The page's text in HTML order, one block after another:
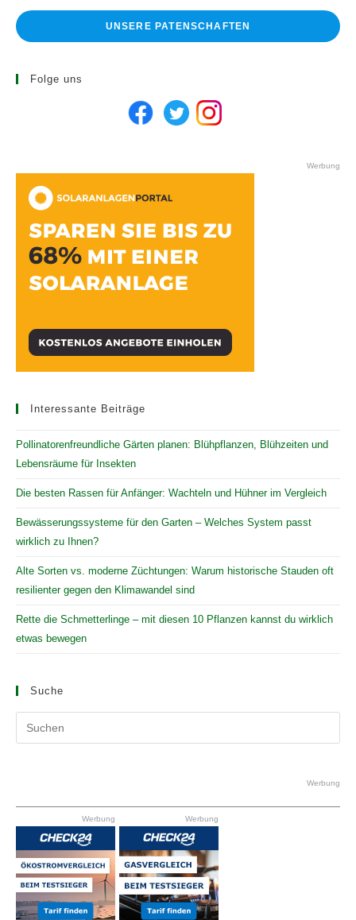
UNSERE PATENSCHAFTEN
Folge uns
Werbung
Interessante Beiträge
Pollinatorenfreundliche Gärten planen: Blühpflanzen, Blühzeiten und
Lebensräume für Insekten
Die besten Rassen für Anfänger: Wachteln und Hühner im Vergleich
Bewässerungssysteme für den Garten – Welches System passt
wirklich zu Ihnen?
Alte Sorten vs. moderne Züchtungen: Warum historische Stauden oft
resilienter gegen den Klimawandel sind
Rette die Schmetterlinge – mit diesen 10 Pflanzen kannst du wirklich
etwas bewegen
Suche
the
Werbung
Werbung Werbung